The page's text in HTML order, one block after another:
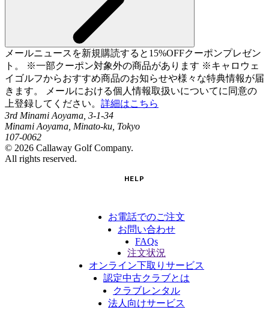
メールニュースを新規購読すると15%OFFクーポンプレゼン
ト。 ※一部クーポン対象外の商品があります ※キャロウェ
イゴルフからおすすめ商品のお知らせや様々な特典情報が届
きます。 メールにおける個人情報取扱いについてに同意の
上登録してください。 詳細はこちら
3rd Minami Aoyama, 3-1-34
Minami Aoyama, Minato-ku, Tokyo
107-0062
© 2026 Callaway Golf Company.
All rights reserved.
HELP
お電話でのご注文
お問い合わせ
FAQs
注文状況
オンライン下取りサービス
認定中古クラブとは
クラブレンタル
法人向けサービス